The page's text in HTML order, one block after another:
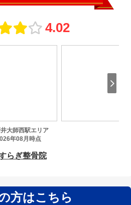
方はこちら